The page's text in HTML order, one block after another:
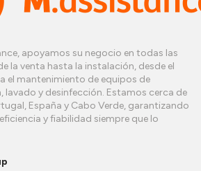
apoyamos su negocio en todas las
la venta hasta la instalación, desde el
el mantenimiento de equipos de
lavado y desinfección. Estamos cerca de
España y Cabo Verde, garantizando
y fiabilidad siempre que lo